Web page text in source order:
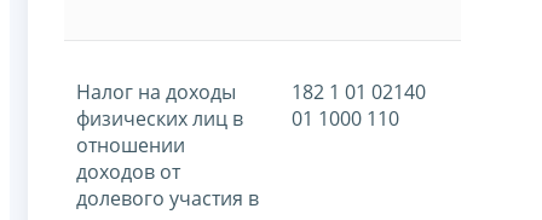
Налог на доходы
физических лиц в
отношении
доходов от
долевого участия в
182 1 01 02140
01 1000 110